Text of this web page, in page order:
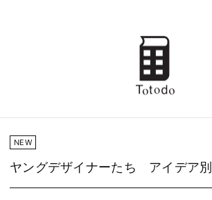
NEW
ヤングデザイナーたち アイデア